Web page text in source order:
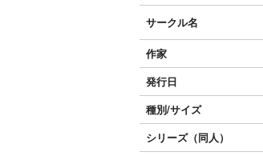
サークル名
作家
発行日
種別/サイズ
シリーズ（同人）